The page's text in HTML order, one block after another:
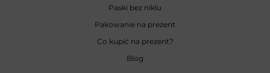
Paski bez niklu
Pakowanie na prezent
Co kupić na prezent?
Blog